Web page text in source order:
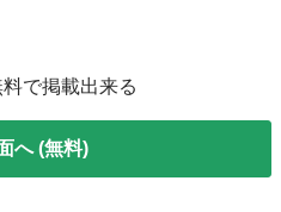
で掲載出来る
へ (無料)